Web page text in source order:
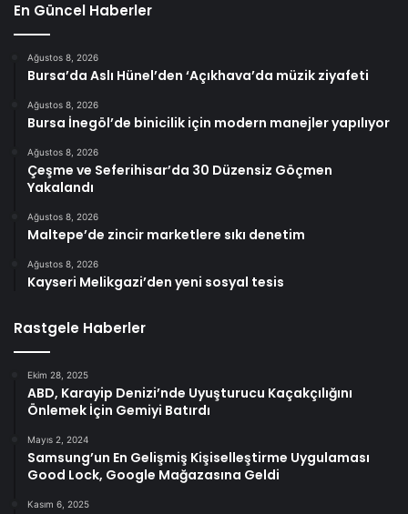
En Güncel Haberler
Ağustos 8, 2026
Bursa’da Aslı Hünel’den ‘Açıkhava’da müzik ziyafeti
Ağustos 8, 2026
Bursa İnegöl’de binicilik için modern manejler yapılıyor
Ağustos 8, 2026
Çeşme ve Seferihisar’da 30 Düzensiz Göçmen
Yakalandı
Ağustos 8, 2026
Maltepe’de zincir marketlere sıkı denetim
Ağustos 8, 2026
Kayseri Melikgazi’den yeni sosyal tesis
Rastgele Haberler
Ekim 28, 2025
ABD, Karayip Denizi’nde Uyuşturucu Kaçakçılığını
Önlemek İçin Gemiyi Batırdı
Mayıs 2, 2024
Samsung’un En Gelişmiş Kişiselleştirme Uygulaması
Good Lock, Google Mağazasına Geldi
Kasım 6, 2025